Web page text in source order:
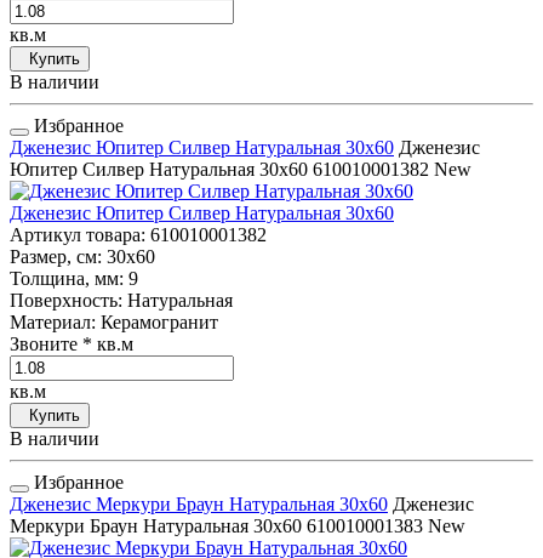
кв.м
Купить
В наличии
Избранное
Дженезис Юпитер Силвер Натуральная 30x60 Дженезис
Юпитер Силвер Натуральная 30x60 610010001382 New
Дженезис Юпитер Силвер Натуральная 30x60
Артикул товара: 610010001382
Размер, см: 30x60
Толщина, мм: 9
Поверхность: Натуральная
Материал: Керамогранит
Звоните * кв.м
кв.м
Купить
В наличии
Избранное
Дженезис Меркури Браун Натуральная 30x60 Дженезис
Меркури Браун Натуральная 30x60 610010001383 New